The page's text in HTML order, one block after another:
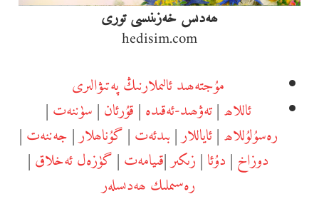
ھەدىس خەزىنىسى تورى
hedisim.com
مۇجتەھىد ئالىملارنىڭ پەتىۋالىرى
ئاللاھ|تەۋھىد-ئەقىدە|قۇرئان|سۈننەت|
رەسۇلۇللاھ|ئاياللار|بىدئەت|گۇناھلار|جەننەت|
دوزاخ|دۇئا|زىكىر|قىيامەت|گۈزەل ئەخلاق|
رەسىملىك ھەدىسلەر